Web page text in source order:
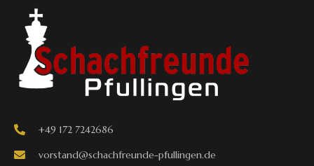
+49 172 7242686
vorstand@schachfreunde-pfullingen.de